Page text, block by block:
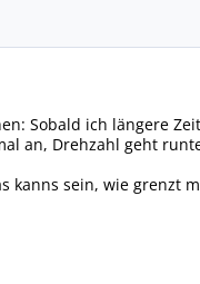
Sobald ich längere
an, Drehzahl geht
kanns sein, wie grenzt